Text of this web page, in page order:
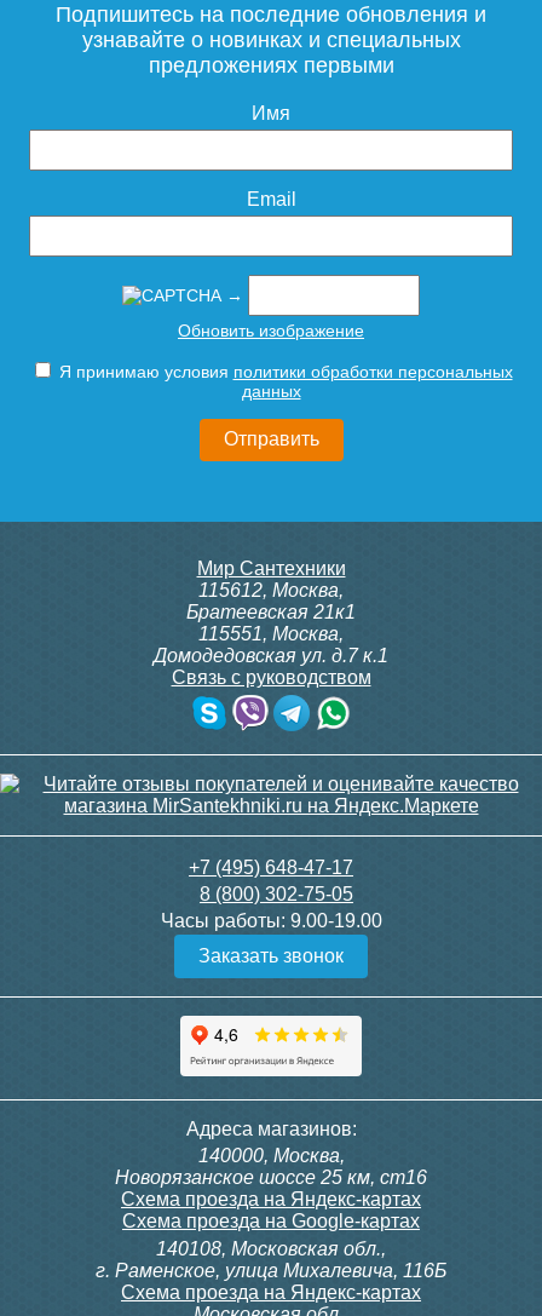
Подпишитесь на последние обновления и
узнавайте о новинках и специальных
предложениях первыми
Имя
Email
→
Обновить изображение
Я принимаю условия политики обработки персональных
данных
Мир Сантехники
115612, Москва,
Братеевская 21к1
115551, Москва,
Домодедовская ул. д.7 к.1
Связь с руководством
+7 (495) 648-47-17
8 (800) 302-75-05
Часы работы: 9.00-19.00
Заказать звонок
Адреса магазинов:
140000, Москва,
Новорязанское шоссе 25 км, ст16
Схема проезда на Яндекс-картах
Схема проезда на Google-картах
140108, Московская обл.,
г. Раменское, улица Михалевича, 116Б
Схема проезда на Яндекс-картах